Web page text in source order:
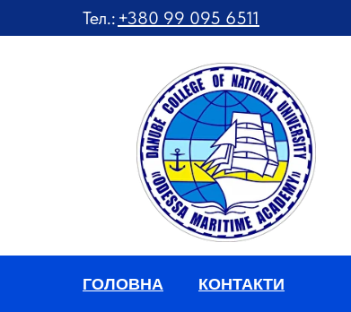
Тел.: +380 99 095 6511
КОНТАКТИ
ГОЛОВНА